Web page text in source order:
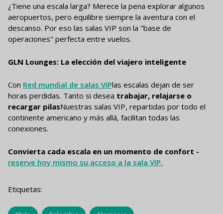
¿Tiene una escala larga? Merece la pena explorar algunos
aeropuertos, pero equilibre siempre la aventura con el
descanso. Por eso las salas VIP son la "base de
operaciones" perfecta entre vuelos.
GLN Lounges: La elección del viajero inteligente
Con Red mundial de salas VIPlas escalas dejan de ser
horas perdidas. Tanto si desea trabajar, relajarse o
recargar pilasNuestras salas VIP, repartidas por todo el
continente americano y más allá, facilitan todas las
conexiones.
Convierta cada escala en un momento de confort -
reserve hoy mismo su acceso a la sala VIP.
Etiquetas: